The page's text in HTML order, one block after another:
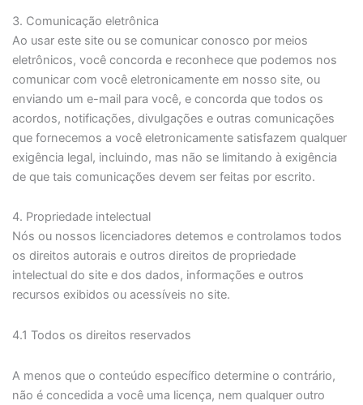
3. Comunicação eletrônica
Ao usar este site ou se comunicar conosco por meios
eletrônicos, você concorda e reconhece que podemos nos
comunicar com você eletronicamente em nosso site, ou
enviando um e-mail para você, e concorda que todos os
acordos, notificações, divulgações e outras comunicações
que fornecemos a você eletronicamente satisfazem qualquer
exigência legal, incluindo, mas não se limitando à exigência
de que tais comunicações devem ser feitas por escrito.
4. Propriedade intelectual
Nós ou nossos licenciadores detemos e controlamos todos
os direitos autorais e outros direitos de propriedade
intelectual do site e dos dados, informações e outros
recursos exibidos ou acessíveis no site.
4.1 Todos os direitos reservados
A menos que o conteúdo específico determine o contrário,
não é concedida a você uma licença, nem qualquer outro